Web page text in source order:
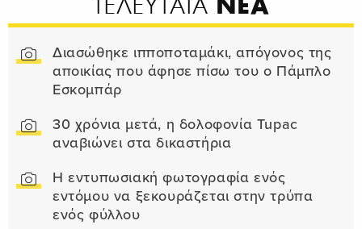
ΤΕΛΕΥΤΑΙΑ
Διασώθηκε ιπποποταμάκι, απόγονος της
αποικίας που άφησε πίσω του ο Πάμπλο
Εσκομπάρ
30 χρόνια μετά, η δολοφονία Tupac
αναβιώνει στα δικαστήρια
Η εντυπωσιακή φωτογραφία ενός
εντόμου να ξεκουράζεται στην τρύπα
ενός φύλλου